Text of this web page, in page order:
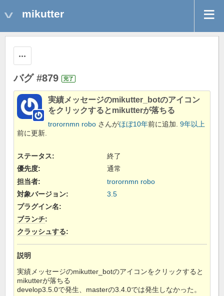
mikutter
バグ #879 完了
実績メッセージのmikutter_botのアイコン
をクリックするとmikutterが落ちる
trorornmn robo さんがほぼ10年前に追加. 9年以上
前に更新.
ステータス:
終了
優先度:
通常
担当者:
trorornmn robo
対象バージョン:
3.5
プラグイン名:
ブランチ:
クラッシュする:
説明
実績メッセージのmikutter_botのアイコンをクリックすると
mikutterが落ちる
develop3.5.0で発生、masterの3.4.0では発生しなかった。